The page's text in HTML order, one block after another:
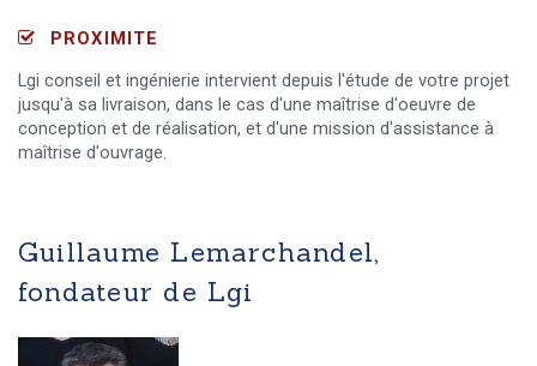
PROXIMITE
Lgi conseil et ingénierie intervient depuis l'étude de votre projet
jusqu'à sa livraison, dans le cas d'une maîtrise d'oeuvre de
conception et de réalisation, et d'une mission d'assistance à
maîtrise d'ouvrage.
Guillaume Lemarchandel,
fondateur de Lgi